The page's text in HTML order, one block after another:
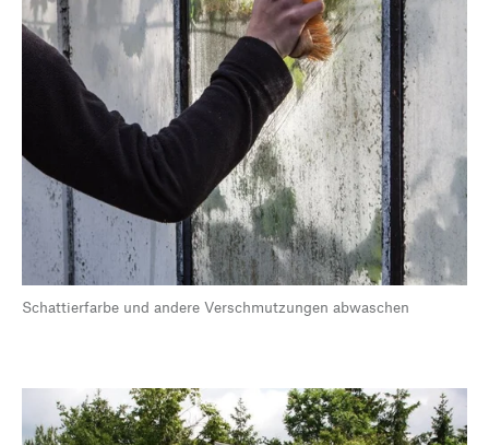
Schattierfarbe und andere Verschmutzungen abwaschen